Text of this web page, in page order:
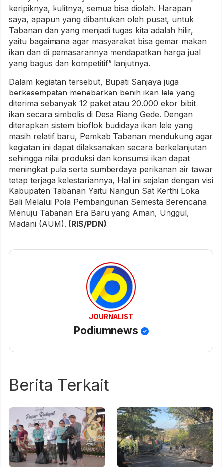
keripiknya, kulitnya, semua bisa diolah. Harapan
saya, apapun yang dibantukan oleh pusat, untuk
Tabanan dan yang menjadi tugas kita adalah hilir,
yaitu bagaimana agar masyarakat bisa gemar makan
ikan dan di pemasarannya mendapatkan harga jual
yang bagus dan kompetitif” lanjutnya.
Dalam kegiatan tersebut, Bupati Sanjaya juga
berkesempatan menebarkan benih ikan lele yang
diterima sebanyak 12 paket atau 20.000 ekor bibit
ikan secara simbolis di Desa Riang Gede. Dengan
diterapkan sistem bioflok budidaya ikan lele yang
masih relatif baru, Pemkab Tabanan mendukung agar
kegiatan ini dapat dilaksanakan secara berkelanjutan
sehingga nilai produksi dan konsumsi ikan dapat
meningkat pula serta sumberdaya perikanan air tawar
tetap terjaga kelestariannya, Hal ini sejalan dengan visi
Kabupaten Tabanan Yaitu Nangun Sat Kerthi Loka
Bali Melalui Pola Pembangunan Semesta Berencana
Menuju Tabanan Era Baru yang Aman, Unggul,
Madani (AUM). (RIS/PDN)
JOURNALIST
Podiumnews
Berita Terkait